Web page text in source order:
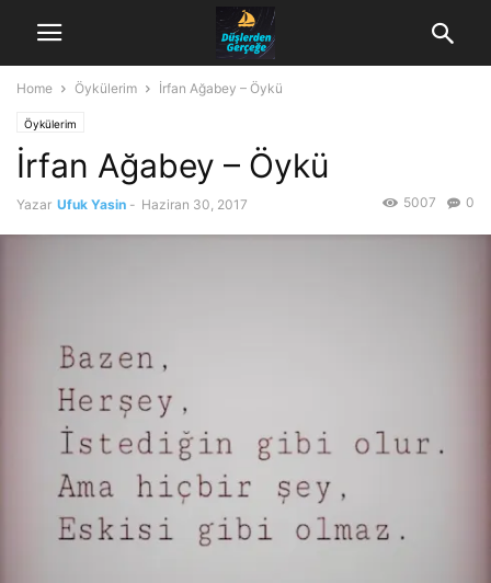
Home Öykülerim İrfan Ağabey – Öykü
Öykülerim
İrfan Ağabey – Öykü
Yazar Ufuk Yasin - Haziran 30, 2017 0
5007